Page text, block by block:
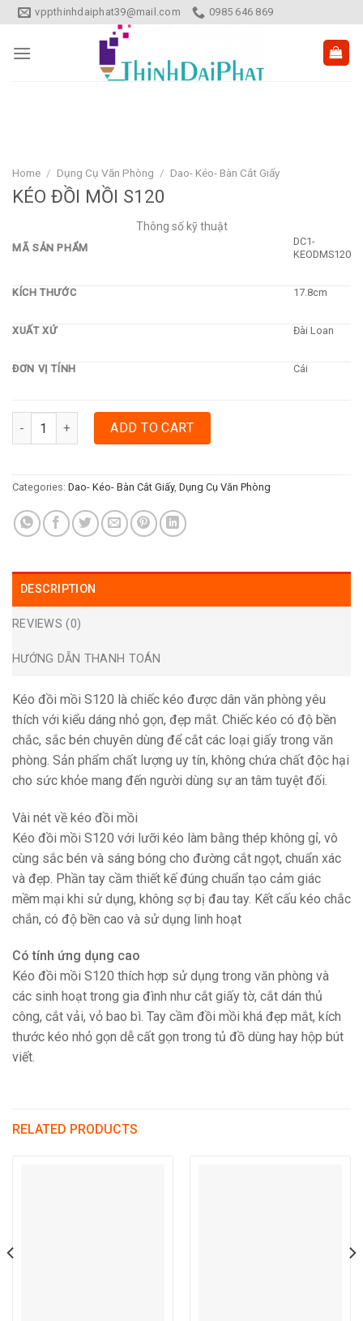
Skip
to
content
vppthinhdaiphat39@mail.com 0985 646 869
Home / Dụng Cụ Văn Phòng / Dao- Kéo- Bàn Cắt Giấy
KÉO ĐỒI MỒI S120
Thông số kỹ thuật
MÃ SẢN PHẨM
DC1-
KEODMS120
KÍCH THƯỚC 17.8cm
XUẤT XỨ Đài Loan
ĐƠN VỊ TÍNH Cái
KÉO ĐỒI MỒI S120 quantity
ADD TO CART
Categories: Dao- Kéo- Bàn Cắt Giấy, Dụng Cụ Văn Phòng
DESCRIPTION
REVIEWS (0)
HƯỚNG DẪN THANH TOÁN
Kéo đồi mồi S120 là chiếc kéo được dân văn phòng yêu
thích với kiểu dáng nhỏ gọn, đẹp mắt. Chiếc kéo có độ bền
chắc, sắc bén chuyên dùng để cắt các loại giấy trong văn
phòng. Sản phẩm chất lượng uy tín, không chứa chất độc hại
cho sức khỏe mang đến người dùng sự an tâm tuyệt đối.
Vài nét về kéo đồi mồi
Kéo đồi mồi S120 với lưỡi kéo làm bằng thép không gỉ, vô
cùng sắc bén và sáng bóng cho đường cắt ngọt, chuẩn xác
và đẹp. Phần tay cầm thiết kế đúng chuẩn tạo cảm giác
mềm mại khi sử dụng, không sợ bị đau tay. Kết cấu kéo chắc
chắn, có độ bền cao và sử dụng linh hoạt
Có tính ứng dụng cao
Kéo đồi mồi S120 thích hợp sử dụng trong văn phòng và
các sinh hoạt trong gia đình như cắt giấy tờ, cắt dán thủ
công, cắt vải, vỏ bao bì. Tay cầm đồi mồi khá đẹp mắt, kích
thước kéo nhỏ gọn dễ cất gọn trong tủ đồ dùng hay hộp bút
viết.
RELATED PRODUCTS